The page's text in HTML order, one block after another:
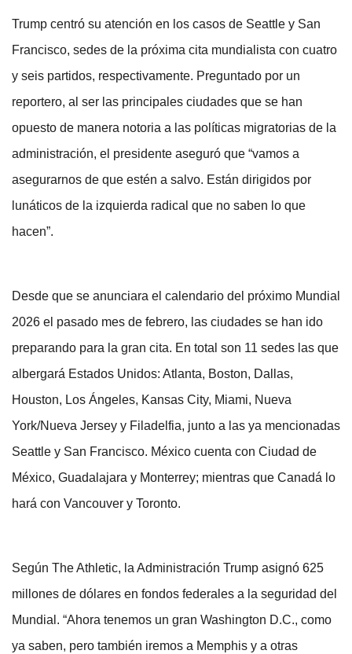
Trump centró su atención en los casos de Seattle y San
Francisco, sedes de la próxima cita mundialista con cuatro
y seis partidos, respectivamente. Preguntado por un
reportero, al ser las principales ciudades que se han
opuesto de manera notoria a las políticas migratorias de la
administración, el presidente aseguró que “vamos a
asegurarnos de que estén a salvo. Están dirigidos por
lunáticos de la izquierda radical que no saben lo que
hacen”.
Desde que se anunciara el calendario del próximo Mundial
2026 el pasado mes de febrero, las ciudades se han ido
preparando para la gran cita. En total son 11 sedes las que
albergará Estados Unidos: Atlanta, Boston, Dallas,
Houston, Los Ángeles, Kansas City, Miami, Nueva
York/Nueva Jersey y Filadelfia, junto a las ya mencionadas
Seattle y San Francisco. México cuenta con Ciudad de
México, Guadalajara y Monterrey; mientras que Canadá lo
hará con Vancouver y Toronto.
Según The Athletic, la Administración Trump asignó 625
millones de dólares en fondos federales a la seguridad del
Mundial. “Ahora tenemos un gran Washington D.C., como
ya saben, pero también iremos a Memphis y a otras